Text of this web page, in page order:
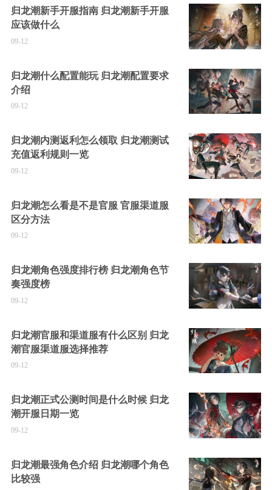
归龙潮新手开服指南 归龙潮新手开服
应该做什么
09-12
归龙潮什么配置能玩 归龙潮配置要求
介绍
09-12
归龙潮内测返利怎么领取 归龙潮测试
充值返利规则一览
09-12
归龙潮怎么看是不是官服 官服渠道服
区分方法
09-12
归龙潮角色强度排行榜 归龙潮角色节
奏强度榜
09-12
归龙潮官服和渠道服有什么区别 归龙
潮官服渠道服选择推荐
09-12
归龙潮正式公测时间是什么时候 归龙
潮开服日期一览
09-12
归龙潮最强角色介绍 归龙潮哪个角色
比较强